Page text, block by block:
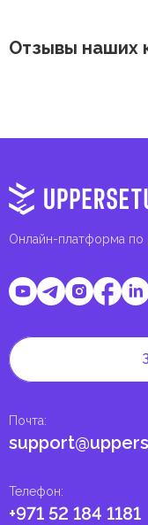
Отзывы наших
Онлайн-платформа по
Телефон:
+971 52 184 1181
Почта: